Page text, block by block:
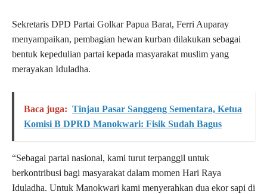
Sekretaris DPD Partai Golkar Papua Barat, Ferri Auparay
menyampaikan, pembagian hewan kurban dilakukan sebagai
bentuk kepedulian partai kepada masyarakat muslim yang
merayakan Iduladha.
Baca juga: Tinjau Pasar Sanggeng Sementara, Ketua
Komisi B DPRD Manokwari: Fisik Sudah Bagus
“Sebagai partai nasional, kami turut terpanggil untuk
berkontribusi bagi masyarakat dalam momen Hari Raya
Iduladha. Untuk Manokwari kami menyerahkan dua ekor sapi di